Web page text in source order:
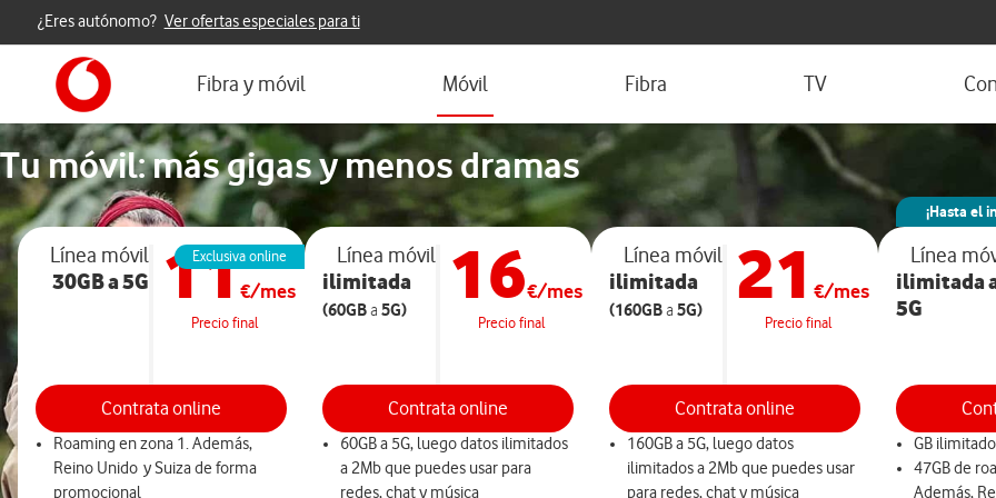
¿Eres autónomo? Ver ofertas especiales para ti
Vodafone
Fibra y móvil Móvil Fibra TV
¿Necesitas información
Te llamaremos sin compromiso para aclarar todas tus dudas y darte
personalizada.
O llama gratis al
900 920 640
Tu móvil: más gigas y menos dramas
Línea móvil
30GBa 5G
Exclusiva online
11€/mes
Precio final
Contrata online
Roaming en zona 1. Además,
Reino Unido y Suiza de forma
promocional
Línea móvil
ilimitada
(60GBa 5G) 16€/mes
Precio final
Contrata online
60GB a 5G, luego datos ilimitados
a 2Mb que puedes usar para
redes, chat y música
Línea móvil
ilimitada
(160GBa 5G) 21 €/mes
Precio final
Contrata online
160GB a 5G, luego datos
ilimitados a 2Mb que puedes usar
para redes, chat y música
¡Hasta el
Línea
ilimitada
5G
GB
47GB de
Además,